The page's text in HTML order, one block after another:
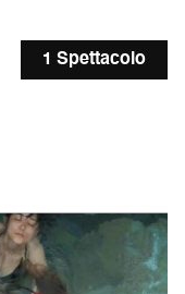
1 Spettacolo